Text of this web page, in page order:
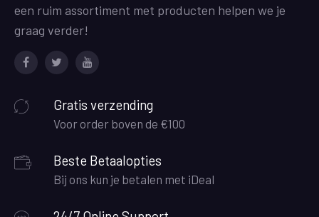
een ruim assortiment met producten helpen we je
graag verder!
Gratis verzending
Voor order boven de €100
Beste Betaalopties
Bij ons kun je betalen met iDeal